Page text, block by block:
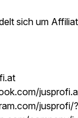
sich um
jusprofi/